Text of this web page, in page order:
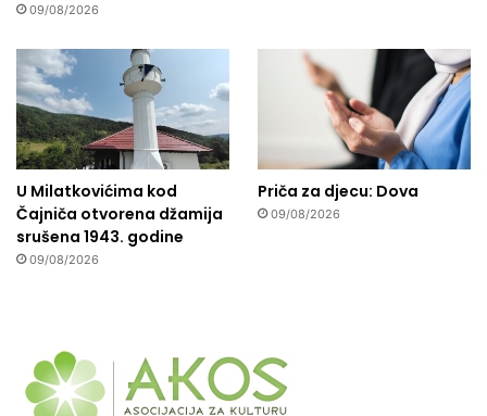
09/08/2026
U Milatkovićima kod
Čajniča otvorena džamija
srušena 1943. godine
09/08/2026
Priča za djecu: Dova
09/08/2026